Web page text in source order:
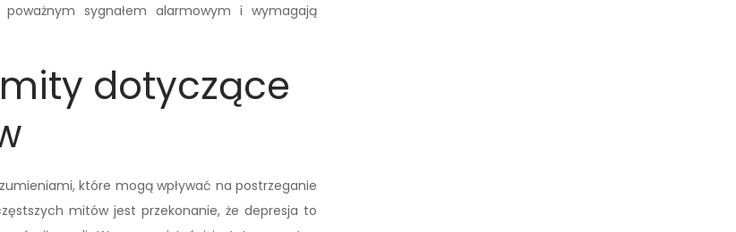
sygnałem alarmowym i wymagają
dotyczące
które mogą wpływać na postrzeganie
mitów jest przekonanie, że depresja to